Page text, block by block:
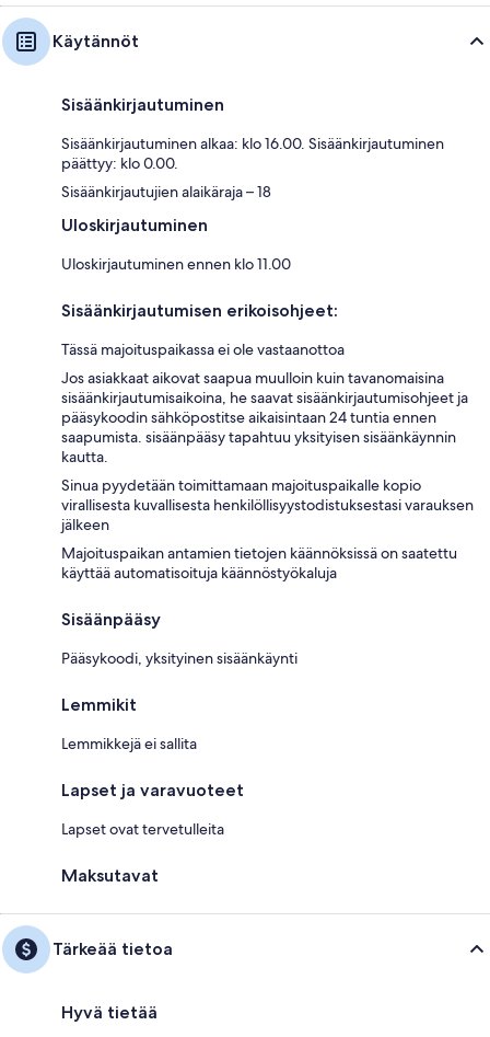
Käytännöt
Sisäänkirjautuminen
Sisäänkirjautuminen alkaa: klo 16.00. Sisäänkirjautuminen
päättyy: klo 0.00.
Sisäänkirjautujien alaikäraja – 18
Uloskirjautuminen
Uloskirjautuminen ennen klo 11.00
Sisäänkirjautumisen erikoisohjeet:
Tässä majoituspaikassa ei ole vastaanottoa
Jos asiakkaat aikovat saapua muulloin kuin tavanomaisina
sisäänkirjautumisaikoina, he saavat sisäänkirjautumisohjeet ja
pääsykoodin sähköpostitse aikaisintaan 24 tuntia ennen
saapumista. sisäänpääsy tapahtuu yksityisen sisäänkäynnin
kautta.
Sinua pyydetään toimittamaan majoituspaikalle kopio
virallisesta kuvallisesta henkilöllisyystodistuksestasi varauksen
jälkeen
Majoituspaikan antamien tietojen käännöksissä on saatettu
käyttää automatisoituja käännöstyökaluja
Sisäänpääsy
Pääsykoodi, yksityinen sisäänkäynti
Lemmikit
Lemmikkejä ei sallita
Lapset ja varavuoteet
Lapset ovat tervetulleita
Maksutavat
Tärkeää tietoa
Hyvä tietää